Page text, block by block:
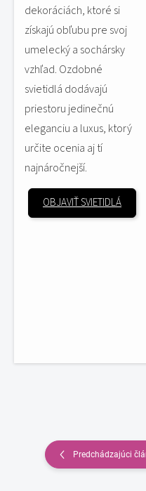
dekoráciách, ktoré si
získajú obľubu pre svoj
umelecký a sochársky
vzhľad. Ozdobné
svietidlá dodávajú
priestoru jedinečnú
eleganciu a luxus, ktorý
určite ocenia aj tí
najnáročnejší.
OBJAVIŤ SVIETIDLÁ
Predchádzajúci